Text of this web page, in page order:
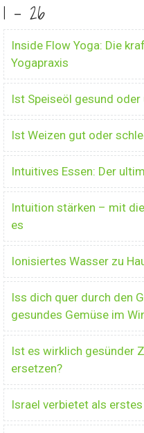
1 - 26
Inside Flow Yoga: Die
Yogapraxis
Ist Speiseöl gesund oder
Ist Weizen gut oder
Intuitives Essen: Der
Intuition stärken – mit
es
Ionisiertes Wasser zu
Iss dich quer durch den
gesundes Gemüse im
Ist es wirklich gesünder
ersetzen?
Israel verbietet als